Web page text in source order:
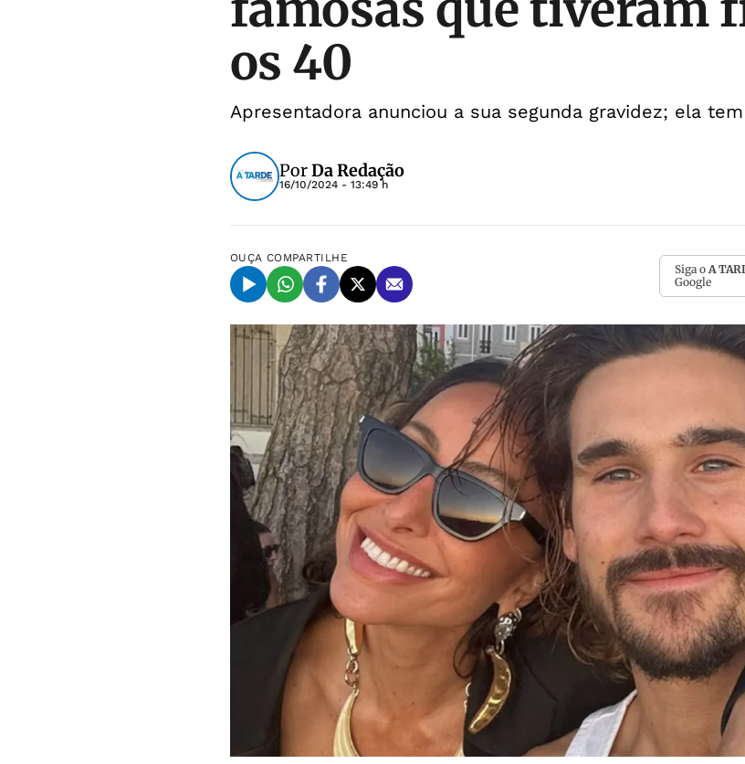
os 40
Apresentadora anunciou a sua segunda gravidez; ela
PorDa Redação
16/10/2024 - 13:49 h
OUÇA COMPARTILHE
Siga o A
Google